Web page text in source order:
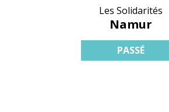
Les Solidarités
Namur
PASSÉ